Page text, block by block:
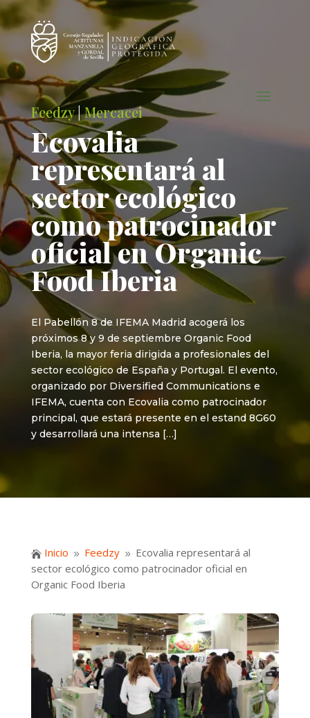
Feedzy|Mercacei
Ecovalia
representará al
sector ecológico
como patrocinador
oficial en Organic
Food Iberia
El Pabellón 8 de IFEMA Madrid acogerá los
próximos 8 y 9 de septiembre Organic Food
Iberia, la mayor feria dirigida a profesionales del
sector ecológico de España y Portugal. El evento,
organizado por Diversified Communications e
IFEMA, cuenta con Ecovalia como patrocinador
principal, que estará presente en el estand 8G60
y desarrollará una intensa […]
 Inicio 9 Feedzy 9 Ecovalia representará al
sector ecológico como patrocinador oficial en
Organic Food Iberia